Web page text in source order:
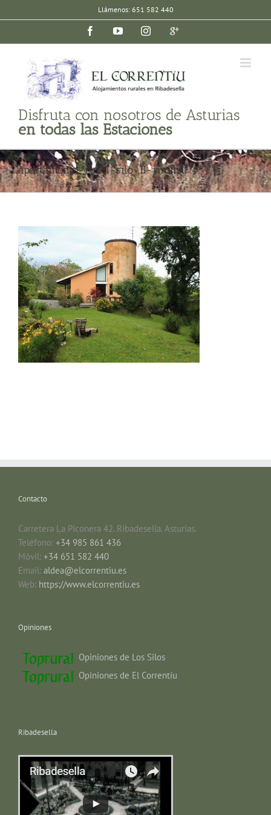
al
Llámenos: 651 582 440
FacebookYouTubeInstagram
Google
Disfruta con nosotros de Asturias
en todas las Estaciones
apartamento-rural-silo-II-jardin
Contacto
Carretera La Piconera 42. Ribadesella. Asturias.
Teléfono: +34 985 861 436
Móvil: +34 651 582 440
Email: aldea@elcorrentiu.es
Web: https://www.elcorrentiu.es
Opiniones
Opiniones de Los Silos
Opiniones de El Correntíu
Ribadesella